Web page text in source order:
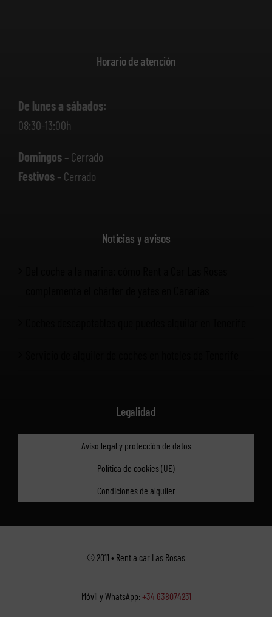
Horario de atención
De lunes a sábados:
08:30-13:00h
Domingos– Cerrado
Festivos– Cerrado
Noticias y avisos
Legalidad
Aviso legal y protección de datos
Política de cookies (UE)
Condiciones de alquiler
© 2011 • Rent a car Las Rosas
Móvil y WhatsApp:+34 638074231